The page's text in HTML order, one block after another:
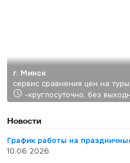
г. Минск
сервис сравнения цен на туры
-круглосуточно, без
Новости
График работы на
10.06.2026